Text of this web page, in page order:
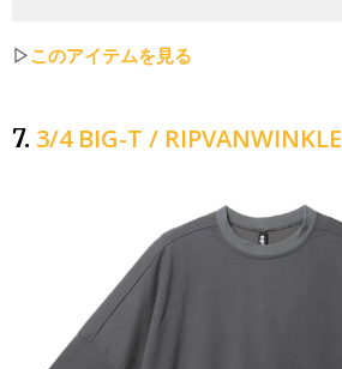
▷このアイテムを見る
7. 3/4 BIG-T / RIPVANWINKLE